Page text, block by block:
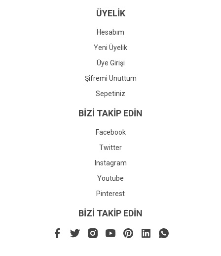
ÜYELİK
Hesabım
Yeni Üyelik
Üye Girişi
Şifremi Unuttum
Sepetiniz
BİZİ TAKİP EDİN
Facebook
Twitter
Instagram
Youtube
Pinterest
BİZİ TAKİP EDİN